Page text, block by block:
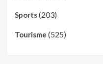
Sports(203)
Tourisme (525)